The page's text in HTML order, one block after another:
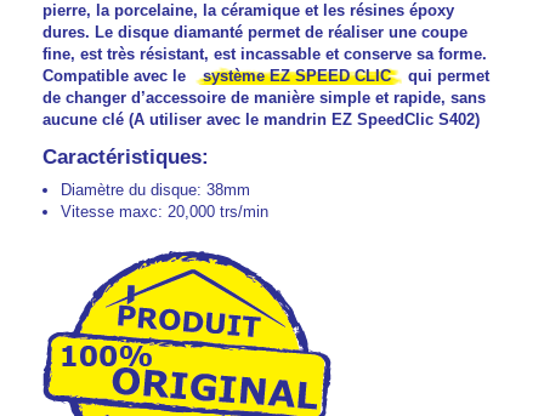
pierre, la porcelaine, la céramique et les résines époxy
dures. Le disque diamanté permet de réaliser une coupe
fine, est très résistant, est incassable et conserve sa forme.
Compatible avec le
système EZ SPEED CLIC
qui permet
de changer d’accessoire de manière simple et rapide, sans
aucune clé (A utiliser avec le mandrin EZ SpeedClic S402)
Caractéristiques:
Diamètre du disque: 38mm
Vitesse maxc: 20,000 trs/min